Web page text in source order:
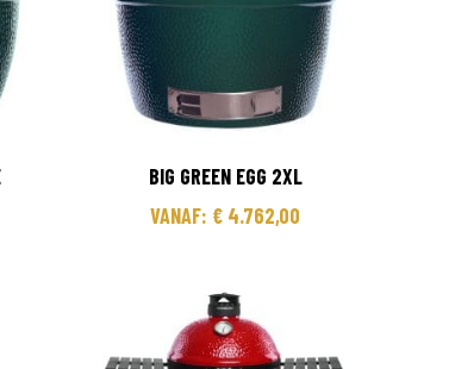
BIG GREEN EGG 2XL
VANAF: € 4.762,00